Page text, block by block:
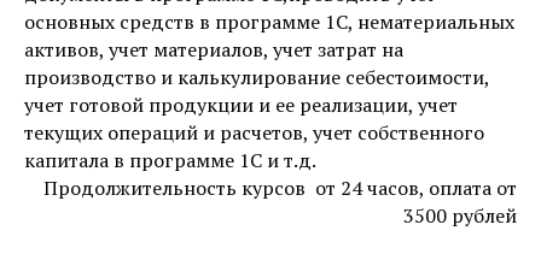
основных средств в программе 1С, нематериальных
активов, учет материалов, учет затрат на
производство и калькулирование себестоимости,
учет готовой продукции и ее реализации, учет
текущих операций и расчетов, учет собственного
капитала в программе 1С и т.д.
Продолжительность курсов от 24 часов, оплата от
3500 рублей